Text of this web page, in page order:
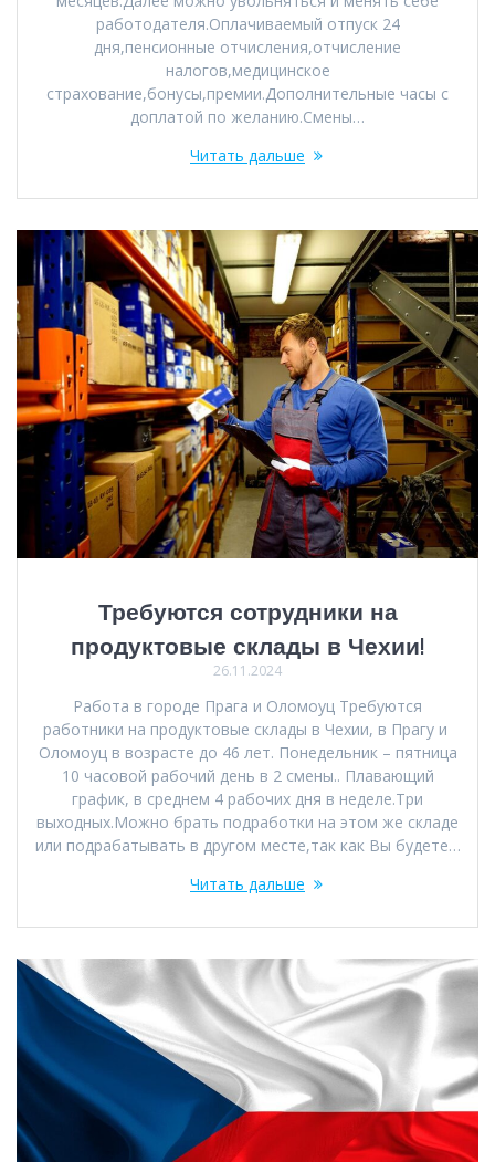
работодателя.Оплачиваемый отпуск 24
дня,пенсионные отчисления,отчисление
налогов,медицинское
страхование,бонусы,премии.Дополнительные часы с
доплатой по желанию.Смены…
Читать дальше
Требуются сотрудники на
продуктовые склады в Чехии!
26.11.2024
Работа в городе Прага и Оломоуц Требуются
работники на продуктовые склады в Чехии, в Прагу и
Оломоуц в возрасте до 46 лет. Понедельник – пятница
10 часовой рабочий день в 2 смены.. Плавающий
график, в среднем 4 рабочих дня в неделе.Три
выходных.Можно брать подработки на этом же складе
или подрабатывать в другом месте,так как Вы будете…
Читать дальше